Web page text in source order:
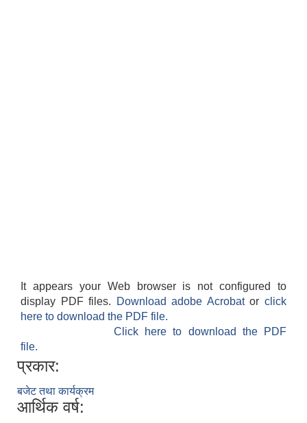
It appears your Web browser is not configured to
display PDF files.
Download adobe Acrobatorclick
here to download the PDF file.
Click here to download the PDF
file.
प्रकार:
बजेट तथा कार्यक्रम
आर्थिक वर्ष: